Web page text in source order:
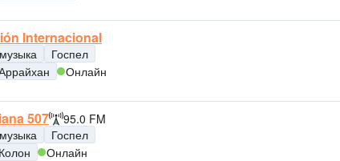
Internacional
Госпел
Онлайн
507
95.0 FM
Госпел
Колон Онлайн